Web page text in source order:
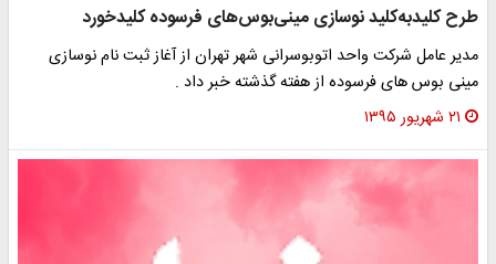
کلیدبه‌کلید نوسازی مینی‌بوس‌های فرسوده کلیدخورد
عامل شرکت واحد اتوبوسرانی شهر تهران از آغاز ثبت نام نوسازی
بوس های فرسوده از هفته گذشته خبر داد .
۲۱ شهریور ۱۳۹۵